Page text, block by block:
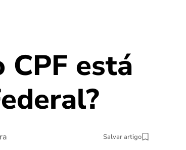
está
Salvar artigo